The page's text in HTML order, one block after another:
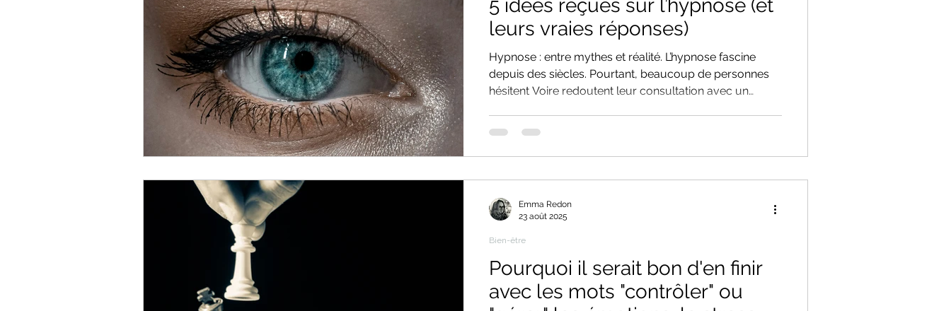
5 idées reçues sur l’hypnose (et
leurs vraies réponses)
Hypnose : entre mythes et réalité. L’hypnose fascine
depuis des siècles. Pourtant, beaucoup de personnes
hésitent Voire redoutent leur consultation avec un
plus fréquentes.
Pourquoi il serait bon d'en finir
avec les mots "contrôler" ou
Bien-être
Emma Redon
23 août 2025